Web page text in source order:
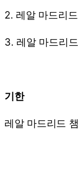
2. 레알 마드리드
3. 레알 마드리드
기한
레알 마드리드